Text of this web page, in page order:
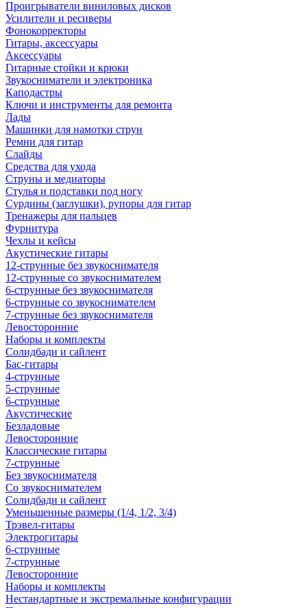
Проигрыватели виниловых дисков
Усилители и ресиверы
Фонокорректоры
Гитары, аксессуары
Аксессуары
Гитарные стойки и крюки
Звукосниматели и электроника
Каподастры
Ключи и инструменты для ремонта
Лады
Машинки для намотки струн
Ремни для гитар
Слайды
Средства для ухода
Струны и медиаторы
Стулья и подставки под ногу
Сурдины (заглушки), рупоры для гитар
Тренажеры для пальцев
Фурнитура
Чехлы и кейсы
Акустические гитары
12-струнные без звукоснимателя
12-струнные со звукоснимателем
6-струнные без звукоснимателя
6-струнные со звукоснимателем
7-струнные без звукоснимателя
Левосторонние
Наборы и комплекты
Солидбади и сайлент
Бас-гитары
4-струнные
5-струнные
6-струнные
Акустические
Безладовые
Левосторонние
Классические гитары
7-струнные
Без звукоснимателя
Со звукоснимателем
Солидбади и сайлент
Уменьшенные размеры (1/4, 1/2, 3/4)
Трэвел-гитары
Электрогитары
6-струнные
7-струнные
Левосторонние
Наборы и комплекты
Нестандартные и экстремальные конфигурации